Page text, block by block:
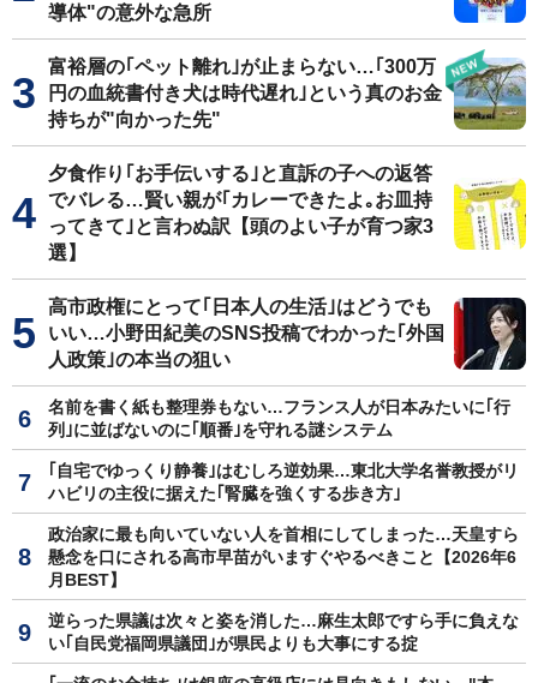
導体"の意外な急所
富裕層の｢ペット離れ｣が止まらない…｢300万
円の血統書付き犬は時代遅れ｣という真のお金
持ちが"向かった先"
夕食作り｢お手伝いする｣と直訴の子への返答
でバレる…賢い親が｢カレーできたよ｡お皿持
ってきて｣と言わぬ訳【頭のよい子が育つ家3
選】
高市政権にとって｢日本人の生活｣はどうでも
いい…小野田紀美のSNS投稿でわかった｢外国
人政策｣の本当の狙い
名前を書く紙も整理券もない…フランス人が日本みたいに｢行
列｣に並ばないのに｢順番｣を守れる謎システム
｢自宅でゆっくり静養｣はむしろ逆効果…東北大学名誉教授がリ
ハビリの主役に据えた｢腎臓を強くする歩き方｣
政治家に最も向いていない人を首相にしてしまった…天皇すら
懸念を口にされる高市早苗がいますぐやるべきこと【2026年6
月BEST】
逆らった県議は次々と姿を消した…麻生太郎ですら手に負えな
い｢自民党福岡県議団｣が県民よりも大事にする掟